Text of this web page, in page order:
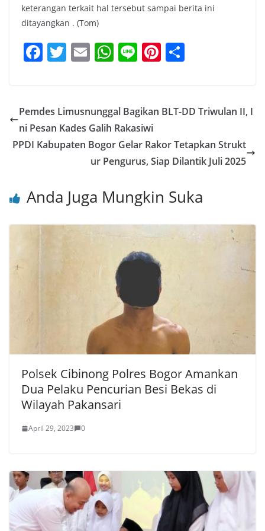
keterangan terkait hal tersebut sampai berita ini
ditayangkan . (Tom)
F
e
b
o
k
T
er
E
l
W
s
A
p
p
Li Pi
e e
Pemdes Limusnunggal Bagikan BLT-DD Triwulan II, I
ni Pesan Kades Galih Rakasiwi
PPDI Kabupaten Bogor Gelar Rakor Tetapkan Strukt
ur Pengurus, Siap Dilantik Juli 2025
Anda Juga Mungkin Suka
Polsek Cibinong Polres Bogor Amankan
Dua Pelaku Pencurian Besi Bekas di
Wilayah Pakansari
April 29, 2023 0